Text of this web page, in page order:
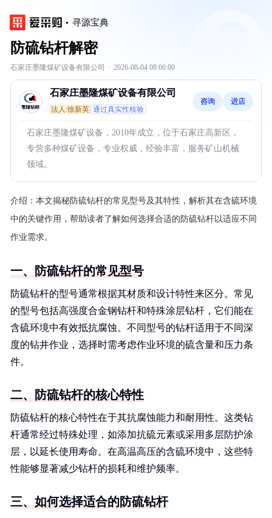
寻源宝典
防硫钻杆解密
石家庄墨隆煤矿设备有限公司 · 2026-08-04 08:00:00
石家庄墨隆煤矿设备有限公司
法人:徐新英 通过真实性核验
咨询 进店
石家庄墨隆煤矿设备，2010年成立，位于石家庄高新区，
专营多种煤矿设备，专业权威，经验丰富，服务矿山机械
领域。
介绍： 本文揭秘防硫钻杆的常见型号及其特性，解析其在含硫环境
中的关键作用，帮助读者了解如何选择合适的防硫钻杆以适应不同
作业需求。
一、防硫钻杆的常见型号
防硫钻杆的型号通常根据其材质和设计特性来区分。常见
的型号包括高强度合金钢钻杆和特殊涂层钻杆，它们能在
含硫环境中有效抵抗腐蚀。不同型号的钻杆适用于不同深
度的钻井作业，选择时需考虑作业环境的硫含量和压力条
件。
二、防硫钻杆的核心特性
防硫钻杆的核心特性在于其抗腐蚀能力和耐用性。这类钻
杆通常经过特殊处理，如添加抗硫元素或采用多层防护涂
层，以延长使用寿命。在高温高压的含硫环境中，这些特
性能够显著减少钻杆的损耗和维护频率。
三、如何选择适合的防硫钻杆